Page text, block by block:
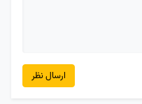
ارسال نظر